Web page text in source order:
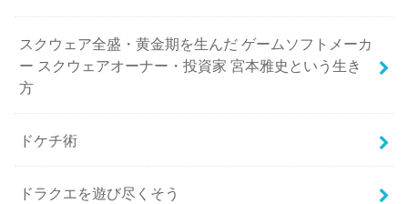
スクウェア全盛・黄金期を生んだ ゲームソフトメーカ
ー スクウェアオーナー・投資家 宮本雅史という生き
方
ドケチ術
ドラクエを遊び尽くそう